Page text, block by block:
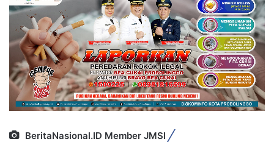
BeritaNasional.ID Member JMSI